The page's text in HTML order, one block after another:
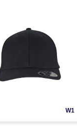
W1